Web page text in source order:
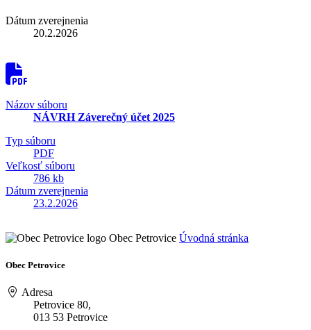
Dátum zverejnenia
20.2.2026
Názov súboru
NÁVRH Záverečný účet 2025
Typ súboru
PDF
Veľkosť súboru
786 kb
Dátum zverejnenia
23.2.2026
Obec Petrovice Úvodná stránka
Obec Petrovice
Adresa
Petrovice 80,
013 53 Petrovice